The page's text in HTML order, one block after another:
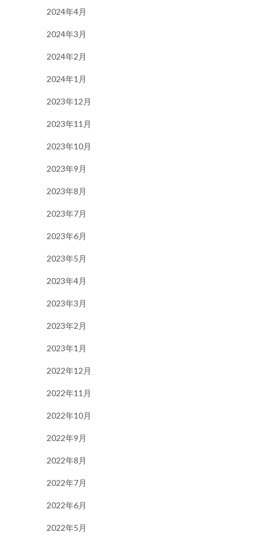
2024年4月
2024年3月
2024年2月
2024年1月
2023年12月
2023年11月
2023年10月
2023年9月
2023年8月
2023年7月
2023年6月
2023年5月
2023年4月
2023年3月
2023年2月
2023年1月
2022年12月
2022年11月
2022年10月
2022年9月
2022年8月
2022年7月
2022年6月
2022年5月